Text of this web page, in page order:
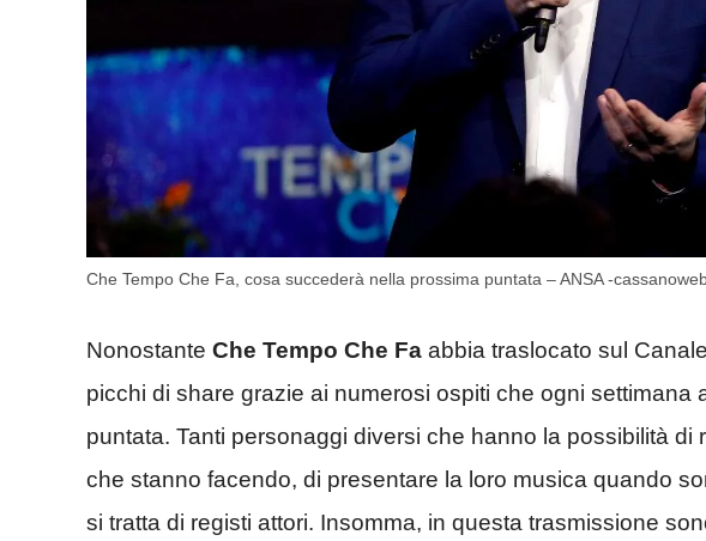
Che Tempo Che Fa, cosa succederà nella prossima puntata – ANSA -
Nonostante Che Tempo Che Fa abbia traslocato sul
picchi di share grazie ai numerosi ospiti che ogni settimana
puntata. Tanti personaggi diversi che hanno la possibilità di
che stanno facendo, di presentare la loro musica quando
si tratta di registi attori. Insomma, in questa trasmissione